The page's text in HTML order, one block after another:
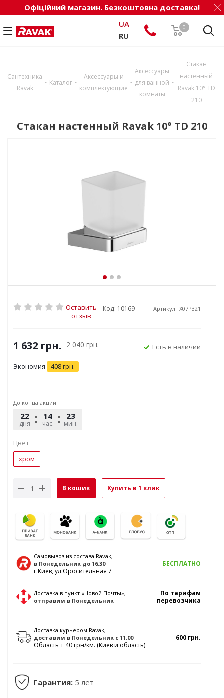
Офіційний магазин. Безкоштовна доставка!
0
UA
RU
Сантехника
Ravak
- Каталог -
Аксессуары и
комплектующие
-
Аксессуары
для ванной
комнаты
-
Стакан
настенный
Ravak 10° TD
210
Стакан настенный Ravak 10° TD 210
Оставить
отзыв
Код: 10169 Артикул: X07P321
1 632 грн. 2 040грн.
Экономия 408грн.
Есть в наличии
До конца акции
22
дня
14
час.
23
мин.
Цвет
хром
В кошик Купить в 1 клик
Самовывоз из состава Ravak,
в Понедельник до 16.30
г.Киев, ул.Оросительная 7
БЕСПЛАТНО
Доставка в пункт «Новой Почты»,
отправим в Понедельник
По тарифам
перевозчика
Доставка курьером Ravak,
доставим в Понедельник с 11.00
Область + 40 грн/км. (Киев и область)
600 грн.
Гарантия: 5 лет